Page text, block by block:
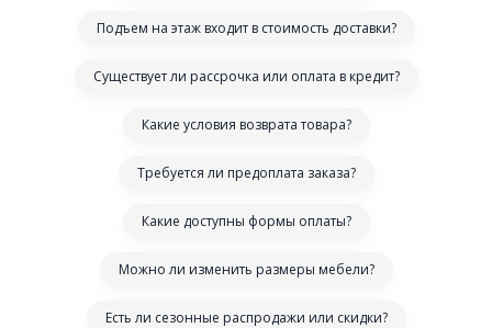
Подъем на этаж входит в стоимость доставки?
Существует ли рассрочка или оплата в кредит?
Какие условия возврата товара?
Требуется ли предоплата заказа?
Какие доступны формы оплаты?
Можно ли изменить размеры мебели?
Есть ли сезонные распродажи или скидки?